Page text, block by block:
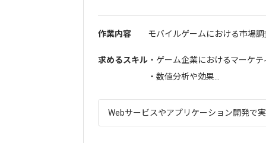
作業内容 モバイルゲームにおける市場
求めるスキル ・ゲーム企業におけるマーケ
・数値分析や効果...
Webサービスやアプリケーション開発で